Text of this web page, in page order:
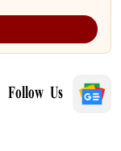
Follow Us